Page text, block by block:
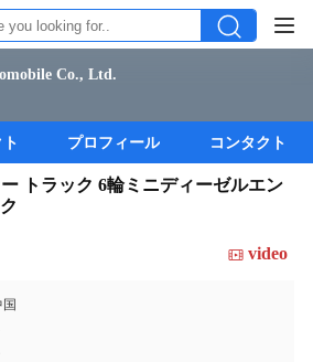
Co., Ltd.
プロフィール コンタクト
トラック 6輪ミニディーゼルエン
video